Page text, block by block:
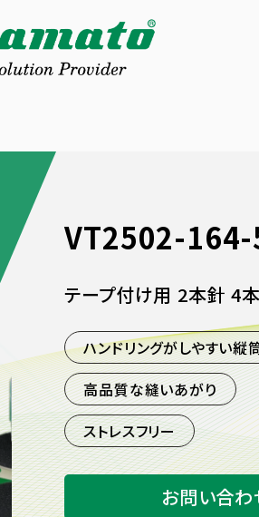
VT2502-164-
テープ付け用 2本針 4
ハンドリングがしやすい縦
高品質な縫いあがり
ストレスフリー
お問い合わ